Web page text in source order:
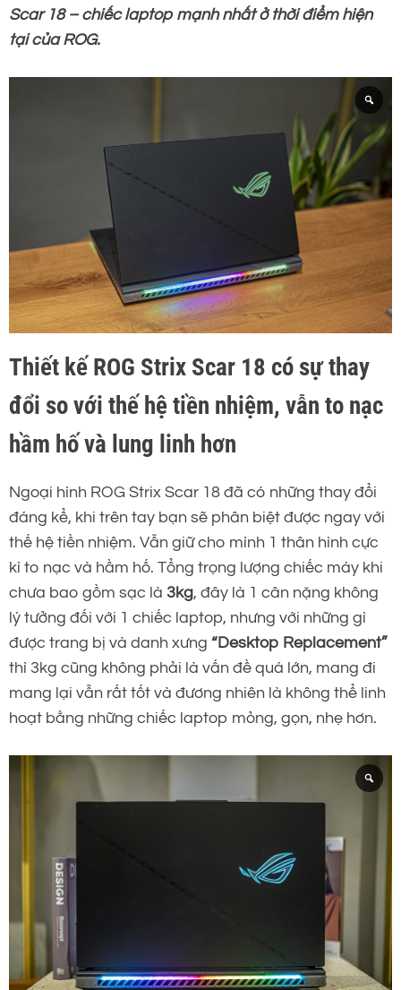
Scar 18 – chiếc laptop mạnh nhất ở thời điểm hiện
tại của ROG.
Thiết kế ROG Strix Scar 18 có sự thay
đổi so với thế hệ tiền nhiệm, vẫn to nạc
hầm hố và lung linh hơn
Ngoại hình ROG Strix Scar 18 đã có những thay đổi
đáng kể, khi trên tay bạn sẽ phân biệt được ngay với
thế hệ tiền nhiệm. Vẫn giữ cho mình 1 thân hình cực
kì to nạc và hầm hố. Tổng trọng lượng chiếc máy khi
chưa bao gồm sạc là 3kg, đây là 1 cân nặng không
lý tưởng đối với 1 chiếc laptop, nhưng với những gì
được trang bị và danh xưng “Desktop Replacement”
thì 3kg cũng không phải là vấn đề quá lớn, mang đi
mang lại vẫn rất tốt và đương nhiên là không thể linh
hoạt bằng những chiếc laptop mỏng, gọn, nhẹ hơn.